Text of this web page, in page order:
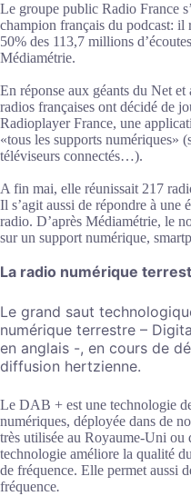
Le groupe public Radio France
champion français du podcast: il
50% des 113,7 millions
Médiamétrie.
En réponse aux géants du Net et
radios françaises ont décidé de
Radioplayer France, une
«tous les supports numériques»
téléviseurs connectés…).
A fin mai, elle réunissait 217
Il s’agit aussi de répondre à une
radio. D’après Médiamétrie, le
sur un support numérique,
La radio numérique
Le grand saut
numérique terrestre –
en anglais -, en cours de
diffusion hertzienne.
Le DAB + est une technologie
numériques, déployée dans de
très utilisée au Royaume-Uni ou
technologie améliore la qualité
de fréquence. Elle permet aussi
fréquence.